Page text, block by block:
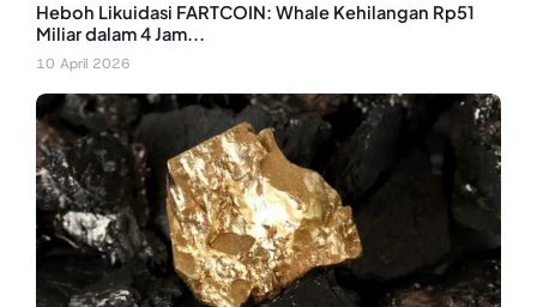
Heboh Likuidasi FARTCOIN: Whale Kehilangan Rp51
Miliar dalam 4 Jam...
10 April 2026